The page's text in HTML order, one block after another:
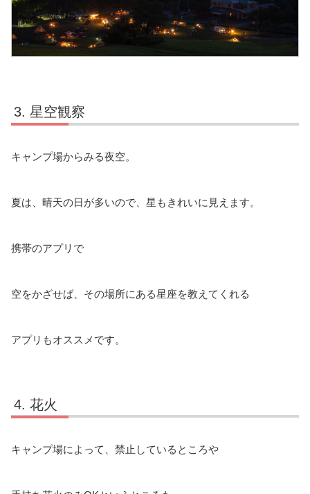
星空観察
キャンプ場からみる夜空。
夏は、晴天の日が多いので、星もきれいに見えます。
携帯のアプリで
空をかざせば、その場所にある星座を教えてくれる
アプリもオススメです。
花火
キャンプ場によって、禁止しているところや